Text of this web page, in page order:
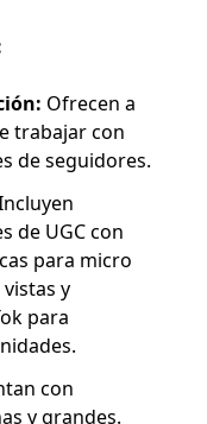
Ofrecen a
trabajar con
de seguidores.
de UGC con
para micro
y
para
con
y grandes.